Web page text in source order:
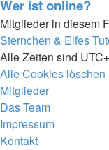
Wer ist online?
Mitglieder in diesem
Sternchen & Elfes
Alle Zeiten sind
Alle Cookies löschen
Mitglieder
Das Team
Impressum
Kontakt